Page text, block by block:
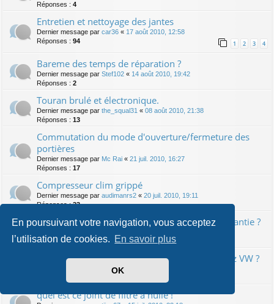
En poursuivant votre navigation, vous acceptez
l’utilisation de cookies. En savoir plus
OK
Réponses : 4
Entretien et nettoyage des jantes
Dernier message par car36 « 17 août 2010, 12:58
Réponses : 94 1 2 3 4
Bareme des temps de réparation ?
Dernier message par Stef102 « 14 août 2010, 19:42
Réponses : 2
Touran brulé et électronique.
Dernier message par the_squal31 « 08 août 2010, 21:38
Réponses : 13
Commutation du mode d'ouverture/fermeture des
portières
Dernier message par Mc Rai « 21 juil. 2010, 16:27
Réponses : 17
Compresseur clim grippé
Dernier message par audimanrs2 « 20 juil. 2010, 19:11
Réponses :23
Indicateur ODB Révisions : dépassement et garantie ?
Réponses : 8
Couleur de l'huile moteur apres la revision chez VW ?
Mc Rai«
quel est ce joint de filtre à huile !